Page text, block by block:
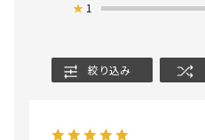
★ 1
絞り込み